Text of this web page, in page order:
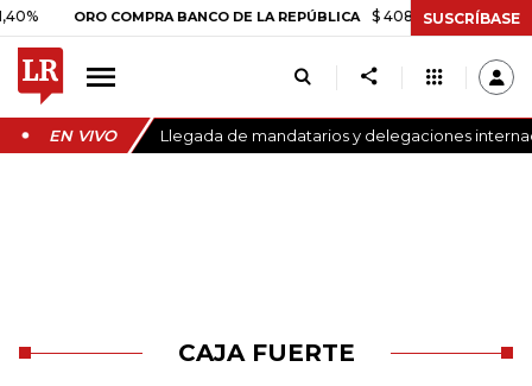
ORO COMPRA BANCO DE LA REPÚBLICA $ 408.498,97 +$ 8.753,81
SUSCRÍBASE
EN VIVO Llegada de mandatarios y delegaciones
CAJA FUERTE